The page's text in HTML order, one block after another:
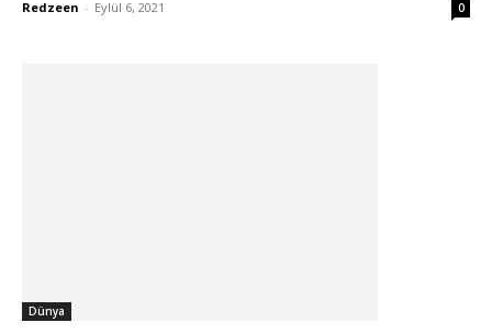
Redzeen - Eylül 6, 2021 0
Dünya